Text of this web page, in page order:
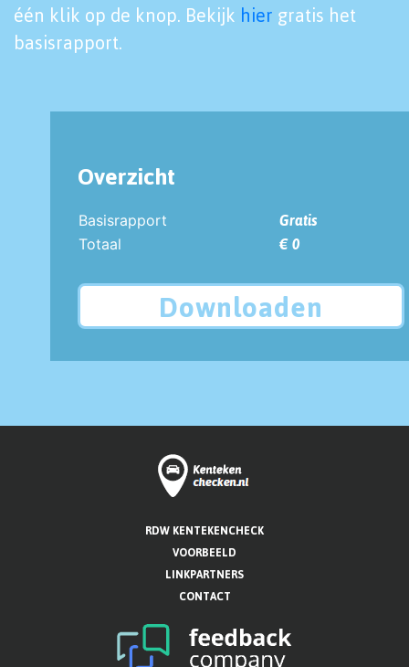
één klik op de knop. Bekijk hier gratis het
basisrapport.
Overzicht
Basisrapport
Gratis
Totaal
€ 0
Downloaden
RDW KENTEKENCHECK
VOORBEELD
LINKPARTNERS
CONTACT